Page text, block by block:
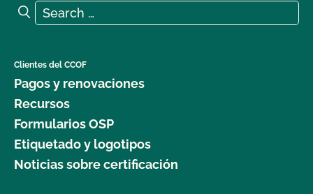
Search for:
Search
Clientes del CCOF
Pagos y renovaciones
Recursos
Formularios OSP
Etiquetado y logotipos
Noticias sobre certificación